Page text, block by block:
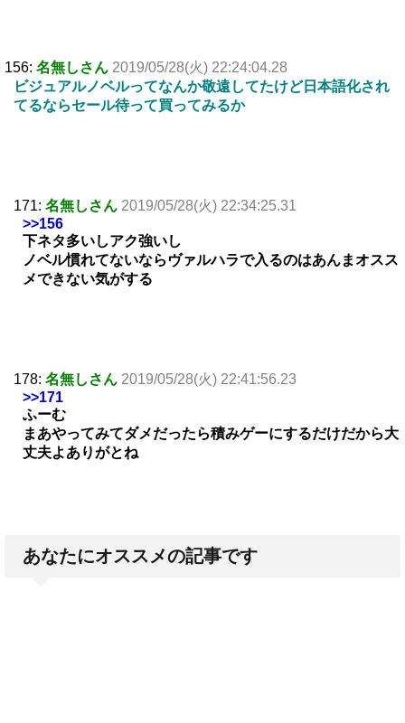
156: 名無しさん 2019/05/28(火) 22:24:04.28
ビジュアルノベルってなんか敬遠してたけど日本語化され
てるならセール待って買ってみるか
171: 名無しさん 2019/05/28(火) 22:34:25.31
>>156
下ネタ多いしアク強いし
ノベル慣れてないならヴァルハラで入るのはあんまオスス
メできない気がする
178: 名無しさん 2019/05/28(火) 22:41:56.23
>>171
ふーむ
まあやってみてダメだったら積みゲーにするだけだから大
丈夫よありがとね
あなたにオススメの記事です